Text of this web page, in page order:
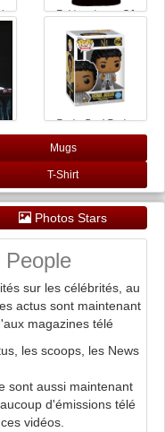
T-shirt noir avec DJ
Funko Pop! Rocks:
Michael Jackson -
Rock with You -
Pailleté - Figurine en
Idée de Cadeau -
Produits Officiels -
Mugs
T-Shirt
Photos Stars
People
sur les célébrités, au
actus sont maintenant
magazines télé
les scoops, les News
sont aussi maintenant
d'émissions télé
vidéos.